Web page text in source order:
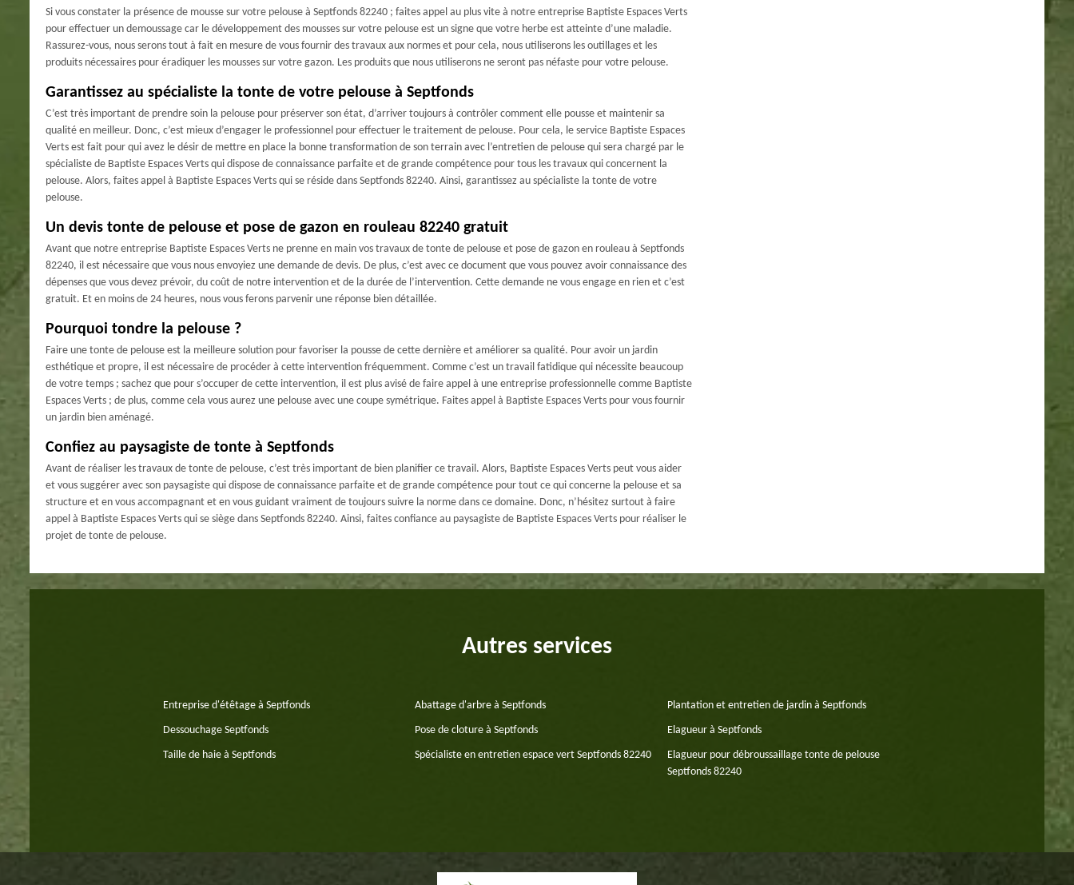
Si vous constater la présence de mousse sur votre pelouse à Septfonds 82240 ; faites appel au plus vite à notre entreprise Baptiste Espaces Verts
pour effectuer un demoussage car le développement des mousses sur votre pelouse est un signe que votre herbe est atteinte d’une maladie.
Rassurez-vous, nous serons tout à fait en mesure de vous fournir des travaux aux normes et pour cela, nous utiliserons les outillages et les
produits nécessaires pour éradiquer les mousses sur votre gazon. Les produits que nous utiliserons ne seront pas néfaste pour votre pelouse.
Garantissez au spécialiste la tonte de votre pelouse à Septfonds
C’est très important de prendre soin la pelouse pour préserver son état, d’arriver toujours à contrôler comment elle pousse et maintenir sa
qualité en meilleur. Donc, c’est mieux d’engager le professionnel pour effectuer le traitement de pelouse. Pour cela, le service Baptiste Espaces
Verts est fait pour qui avez le désir de mettre en place la bonne transformation de son terrain avec l’entretien de pelouse qui sera chargé par le
spécialiste de Baptiste Espaces Verts qui dispose de connaissance parfaite et de grande compétence pour tous les travaux qui concernent la
pelouse. Alors, faites appel à Baptiste Espaces Verts qui se réside dans Septfonds 82240. Ainsi, garantissez au spécialiste la tonte de votre
pelouse.
Un devis tonte de pelouse et pose de gazon en rouleau 82240 gratuit
Avant que notre entreprise Baptiste Espaces Verts ne prenne en main vos travaux de tonte de pelouse et pose de gazon en rouleau à Septfonds
82240, il est nécessaire que vous nous envoyiez une demande de devis. De plus, c’est avec ce document que vous pouvez avoir connaissance des
dépenses que vous devez prévoir, du coût de notre intervention et de la durée de l’intervention. Cette demande ne vous engage en rien et c’est
gratuit. Et en moins de 24 heures, nous vous ferons parvenir une réponse bien détaillée.
Pourquoi tondre la pelouse ?
Faire une tonte de pelouse est la meilleure solution pour favoriser la pousse de cette dernière et améliorer sa qualité. Pour avoir un jardin
esthétique et propre, il est nécessaire de procéder à cette intervention fréquemment. Comme c’est un travail fatidique qui nécessite beaucoup
de votre temps ; sachez que pour s’occuper de cette intervention, il est plus avisé de faire appel à une entreprise professionnelle comme Baptiste
Espaces Verts ; de plus, comme cela vous aurez une pelouse avec une coupe symétrique. Faites appel à Baptiste Espaces Verts pour vous fournir
un jardin bien aménagé.
Confiez au paysagiste de tonte à Septfonds
Avant de réaliser les travaux de tonte de pelouse, c’est très important de bien planifier ce travail. Alors, Baptiste Espaces Verts peut vous aider
et vous suggérer avec son paysagiste qui dispose de connaissance parfaite et de grande compétence pour tout ce qui concerne la pelouse et sa
structure et en vous accompagnant et en vous guidant vraiment de toujours suivre la norme dans ce domaine. Donc, n’hésitez surtout à faire
appel à Baptiste Espaces Verts qui se siège dans Septfonds 82240. Ainsi, faites confiance au paysagiste de Baptiste Espaces Verts pour réaliser le
projet de tonte de pelouse.
Autres services
Entreprise d'étêtage à Septfonds Abattage d'arbre à Septfonds Plantation et entretien de jardin à Septfonds
Dessouchage Septfonds Pose de cloture à Septfonds Elagueur à Septfonds
Taille de haie à Septfonds Spécialiste en entretien espace vert Septfonds 82240
Elagueur pour débroussaillage tonte de pelouse
Septfonds 82240